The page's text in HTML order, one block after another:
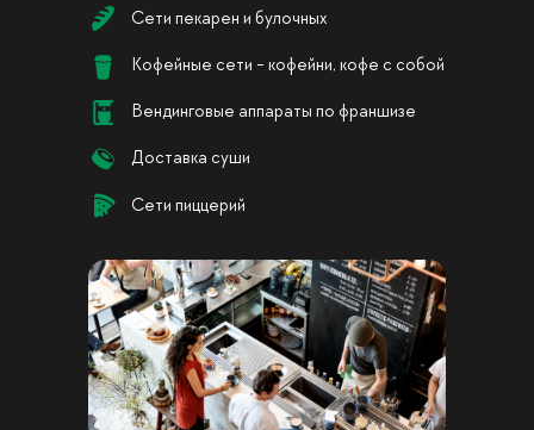
Сети пиццерий
Доставка суши
Вендинговые аппараты по франшизе
Кофейные сети - кофейни, кофе с собой
Сети пекарен и булочных